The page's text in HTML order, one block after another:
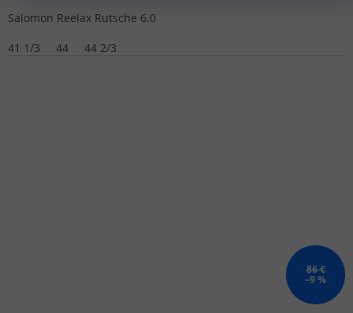
Salomon Reelax Rutsche 6.0
41 1/3
44 44 2/3
86 €
–9 %